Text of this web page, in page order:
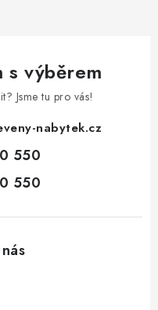
s výběrem
Jsme tu pro vás!
nabytek.cz
550
550